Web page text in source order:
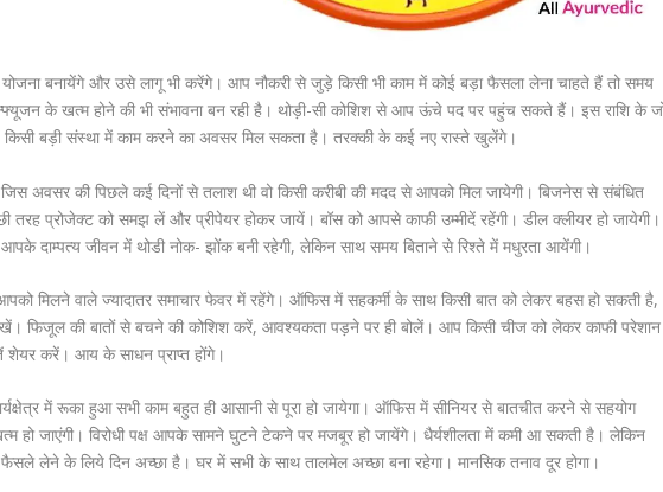
योजना बनायेंगे और उसे लागू भी करेंगे। आप नौकरी से जुड़े किसी भी काम में कोई बड़ा फैसला लेना चाहते हैं तो समय
के खत्म होने की भी संभावना बन रही है। थोड़ी-सी कोशिश से आप ऊंचे पद पर पहुंच सकते हैं। इस राशि के
किसी बड़ी संस्था में काम करने का अवसर मिल सकता है। तरक्की के कई नए रास्ते खुलेंगे।
अवसर की पिछले कई दिनों से तलाश थी वो किसी करीबी की मदद से आपको मिल जायेगी। बिजनेस से संबंधित
तरह प्रोजेक्ट को समझ लें और प्रीपेयर होकर जायें। बॉस को आपसे काफी उम्मीदें रहेंगी। डील क्लीयर हो जायेगी।
दाम्पत्य जीवन में थोडी नोक- झोंक बनी रहेगी, लेकिन साथ समय बिताने से रिश्ते में मधुरता आयेंगी।
मिलने वाले ज्यादातर समाचार फेवर में रहेंगे। ऑफिस में सहकर्मी के साथ किसी बात को लेकर बहस हो सकती है,
फिजूल की बातों से बचने की कोशिश करें, आवश्यकता पड़ने पर ही बोलें। आप किसी चीज को लेकर काफी परेशान
करें। आय के साधन प्राप्त होंगे।
में रूका हुआ सभी काम बहुत ही आसानी से पूरा हो जायेगा। ऑफिस में सीनियर से बातचीत करने से सहयोग
खत्म हो जाएंगी। विरोधी पक्ष आपके सामने घुटने टेकने पर मजबूर हो जायेंगे। धैर्यशीलता में कमी आ सकती है। लेकिन
पर फैसले लेने के लिये दिन अच्छा है। घर में सभी के साथ तालमेल अच्छा बना रहेगा। मानसिक तनाव दूर होगा।